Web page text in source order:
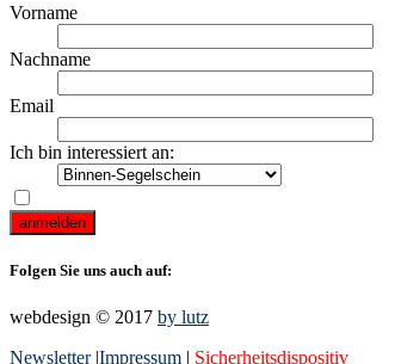
Vorname
Nachname
Email
Ich bin interessiert an:
Folgen Sie uns auch auf:
webdesign © 2017 by lutz
Newsletter|Impressum | Sicherheitsdispositiv